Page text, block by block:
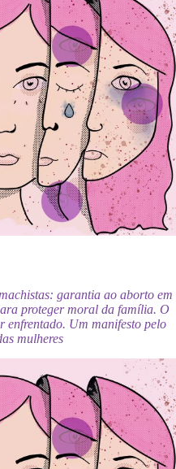
garantia ao aborto em
proteger moral da família. O
enfrentado. Um manifesto pelo
mulheres